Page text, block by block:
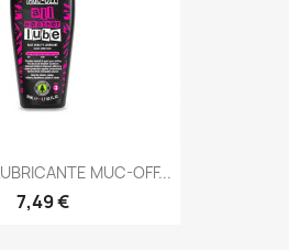
MUC-OFF...
7,49 €